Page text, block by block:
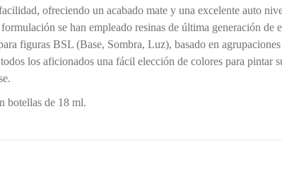
ofreciendo un acabado mate y una excelente auto
se han empleado resinas de última generación de
figuras BSL (Base, Sombra, Luz), basado en
los aficionados una fácil elección de colores para pintar
botellas de 18 ml.